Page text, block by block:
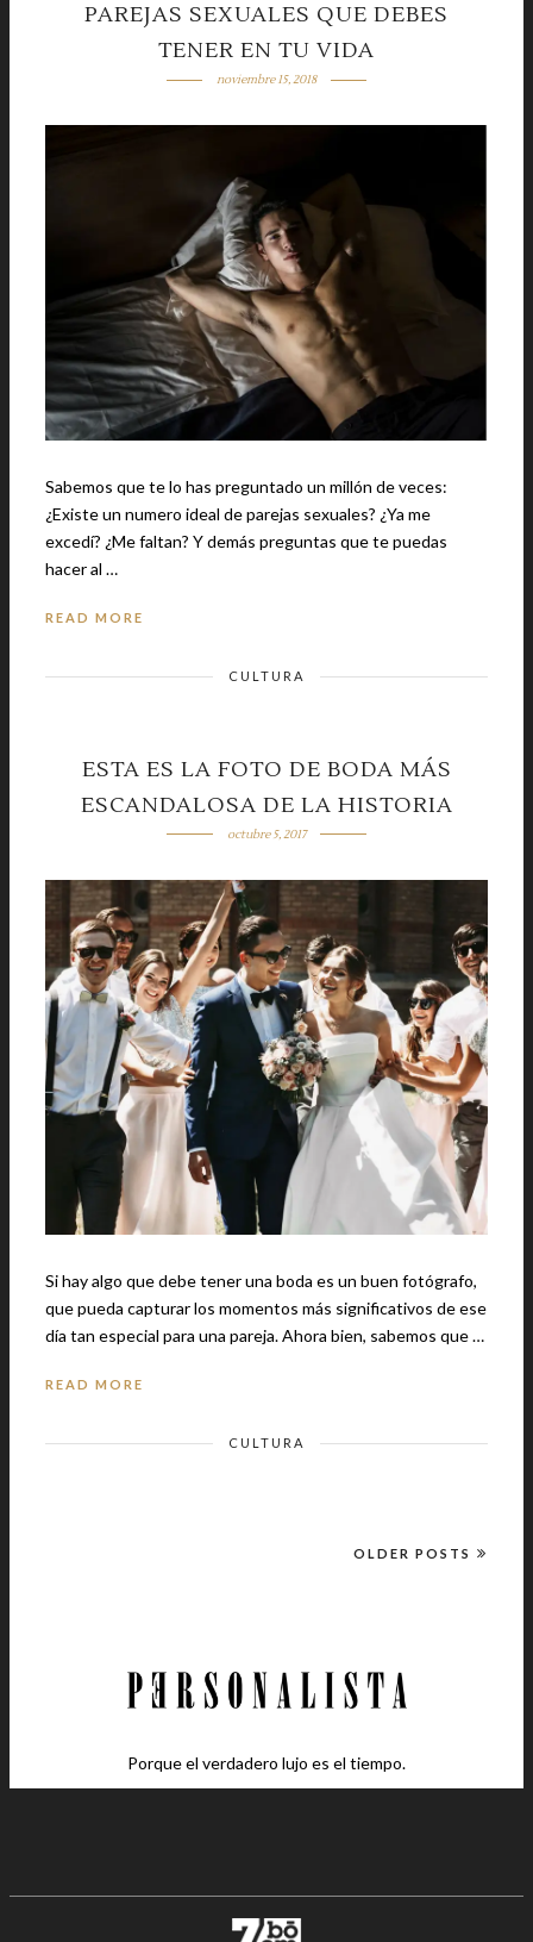
PAREJAS SEXUALES QUE DEBES
TENER EN TU VIDA
noviembre 15, 2018
Sabemos que te lo has preguntado un millón de veces:
¿Existe un numero ideal de parejas sexuales? ¿Ya me
excedí? ¿Me faltan? Y demás preguntas que te puedas
hacer al …
READ MORE
CULTURA
ESTA ES LA FOTO DE BODA MÁS
ESCANDALOSA DE LA HISTORIA
octubre 5, 2017
Si hay algo que debe tener una boda es un buen fotógrafo,
que pueda capturar los momentos más significativos de ese
día tan especial para una pareja. Ahora bien, sabemos que …
READ MORE
CULTURA
OLDER POSTS
Porque el verdadero lujo es el tiempo.